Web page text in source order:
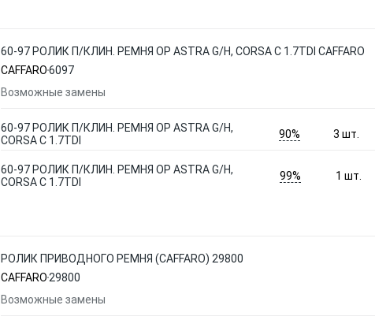
60-97 РОЛИК П/КЛИН. РЕМНЯ OP ASTRA G/H, CORSA C 1.7TDI CAFFARO
CAFFARO6097
Возможные замены
60-97 РОЛИК П/КЛИН. РЕМНЯ OP ASTRA G/H,
CORSA C 1.7TDI
90% 3 шт.
60-97 РОЛИК П/КЛИН. РЕМНЯ OP ASTRA G/H,
CORSA C 1.7TDI
99% 1шт.
РОЛИК ПРИВОДНОГО РЕМНЯ (CAFFARO) 29800
CAFFARO 29800
Возможные замены